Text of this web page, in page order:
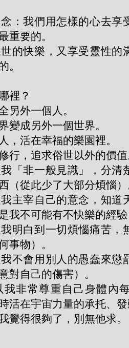
：我們用怎樣的心去享
重要的。
的快樂，又享受靈性的
。
裡？
另外一個人。
變成另外一個世界。
，活在幸福的樂園裡。
行，追求俗世以外的價
「非一般見識」，分清
（從此少了大部分煩惱
主宰自己的意念，知道
我不可能有不快樂的經
明白到一切煩惱痛苦，
事物）。
不會用別人的愚蠢來懲
對自己的傷害）。
我非常尊重自己身體內
活在宇宙力量的承托、
覺得很夠了，別無他求。